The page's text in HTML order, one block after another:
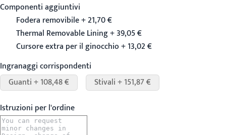
Componenti aggiuntivi
Fodera removibile + 21,70 €
Thermal Removable Lining + 39,05 €
Cursore extra per il ginocchio + 13,02 €
Ingranaggi corrispondenti
Guanti + 108,48 €
Stivali + 151,87 €
Istruzioni per l'ordine